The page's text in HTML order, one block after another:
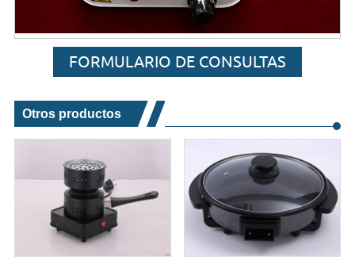
FORMULARIO DE CONSULTAS
Otros productos